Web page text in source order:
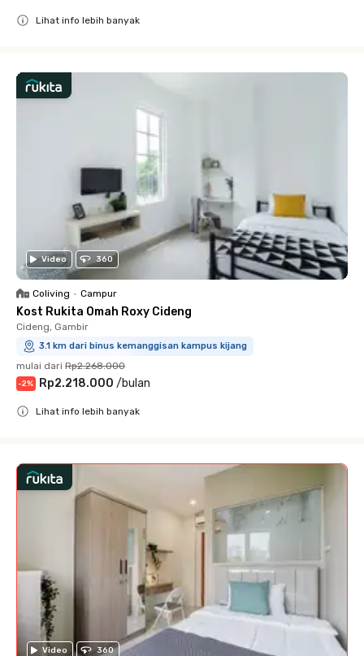
Lihat info lebih banyak
Video 360
Coliving • Campur
Kost Rukita Omah Roxy Cideng
Cideng, Gambir
3.1 km dari binus kemanggisan kampus kijang
mulai dari Rp2.268.000
-2% Rp2.218.000 /bulan
Lihat info lebih banyak
Video 360